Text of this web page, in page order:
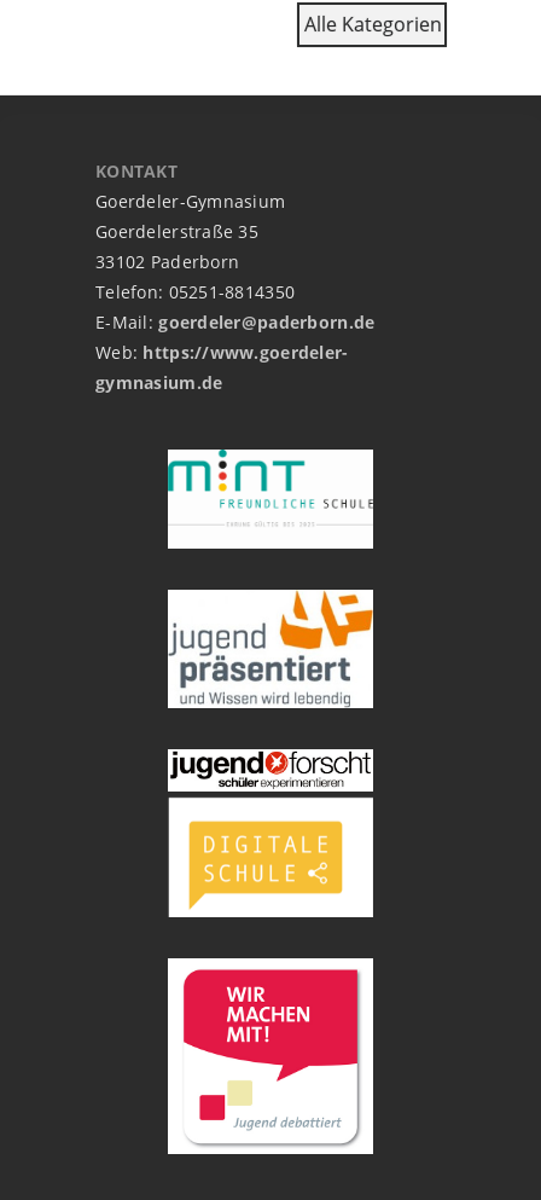
Alle Kategorien
KONTAKT
Goerdeler-Gymnasium
Goerdelerstraße 35
33102 Paderborn
Telefon: 05251-8814350
E-Mail:goerdeler@paderborn.de
Web: https://www.goerdeler-
gymnasium.de